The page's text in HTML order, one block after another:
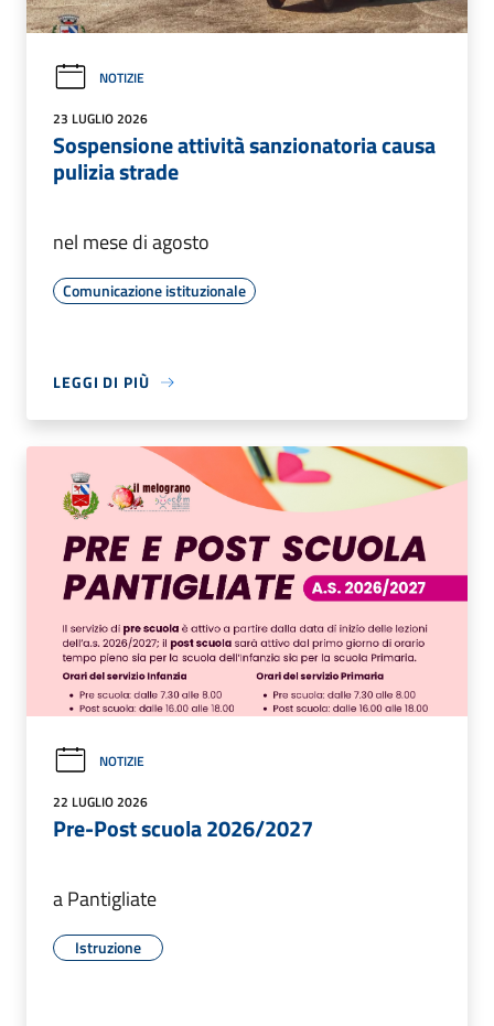
NOTIZIE
23 LUGLIO 2026
Sospensione attività sanzionatoria causa
pulizia strade
nel mese di agosto
Comunicazione istituzionale
LEGGI DI PIÙ
NOTIZIE
22 LUGLIO 2026
Pre-Post scuola 2026/2027
a Pantigliate
Istruzione